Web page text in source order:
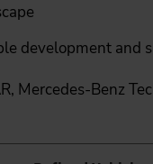
development and
Mercedes-Benz